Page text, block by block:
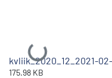
Ladataan...
kvliik_2020_12_2021-
175.98 KB